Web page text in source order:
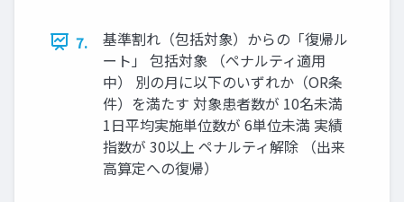
7.
基準割れ（包括対象）からの「復帰ル
ート」 包括対象 （ペナルティ適用
中） 別の月に以下のいずれか（OR条
件）を満たす 対象患者数が 10名未満
1日平均実施単位数が 6単位未満 実績
指数が 30以上 ペナルティ解除 （出来
高算定への復帰）